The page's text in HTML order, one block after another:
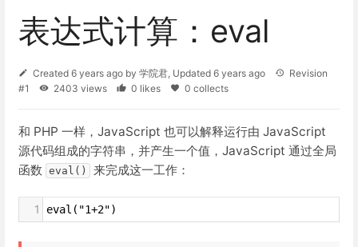
表达式计算：eval
Created 6 years ago by 学院君, Updated 6 years ago
Revision
#1
2403 views 0 likes 0 collects
和 PHP 一样，JavaScript 也可以解释运行由 JavaScript
源代码组成的字符串，并产生一个值，JavaScript 通过全局
函数 eval() 来完成这一工作：
1 eval("1+2")